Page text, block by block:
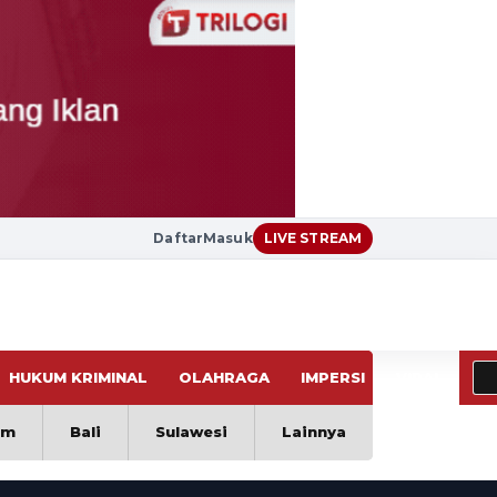
DaftarMasuk LIVE STREAM
HUKUM KRIMINAL OLAHRAGA IMPERSI
Bali Sulawesi Lainnya